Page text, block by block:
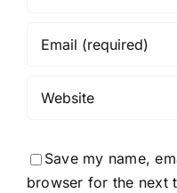
Save my name,
browser for the next